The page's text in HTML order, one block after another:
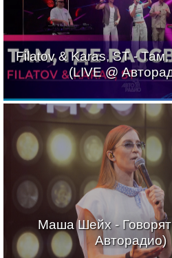
Filatov & Karas, ST - Там,
(LIVE @
Маша Шейх - Говорят
Авторадио)